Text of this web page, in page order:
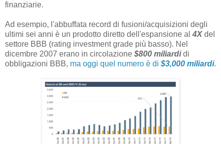
finanziarie.
Ad esempio, l'abbuffata record di fusioni/acquisizioni degli
ultimi sei anni è un prodotto diretto dell'espansione al 4X del
settore BBB (rating investment grade più basso). Nel
dicembre 2007 erano in circolazione $800 miliardidi
obbligazioni BBB, ma oggi quel numero è di $3,000 miliardi.